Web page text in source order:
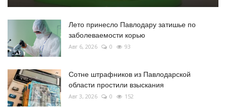
Лето принесло Павлодару затишье по
заболеваемости корью
Авг 6, 2026 0 93
Сотне штрафников из Павлодарской
области простили взыскания
Авг 3, 2026 0 152